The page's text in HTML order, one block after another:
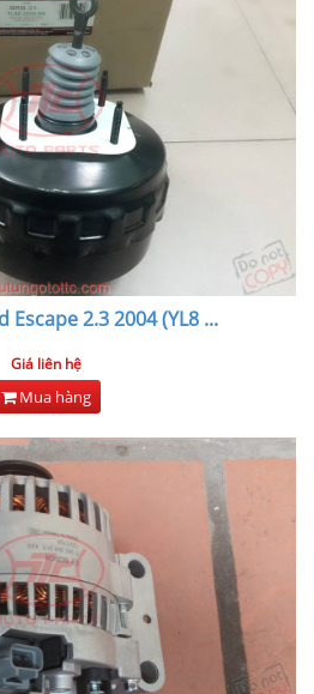
Escape 2.3 2004 (YL8 ...
Giá liên hệ
Mua hàng